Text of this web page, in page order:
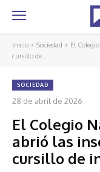
Inicio Sociedad
El
cursillo de...
SOCIEDAD
28 de abril de 2026
El Colegio
abrió las
cursillo de